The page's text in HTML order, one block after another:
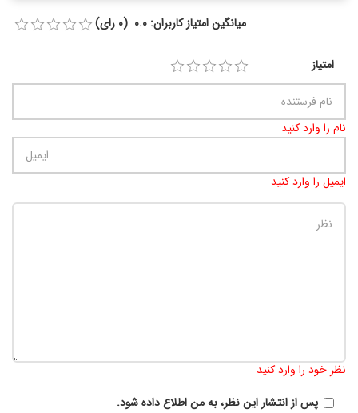
میانگین امتیاز کاربران: 0.0 (0 رای)
امتیاز
نام را وارد کنید
ایمیل را وارد کنید
نظر خود را وارد کنید
پس از انتشار این نظر، به من اطلاع داده شود.